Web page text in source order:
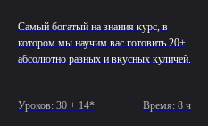
Самый богатый на знания курс, в
котором мы научим вас готовить 20+
абсолютно разных и вкусных куличей.
Уроков: 30 + 14* Время: 8 ч